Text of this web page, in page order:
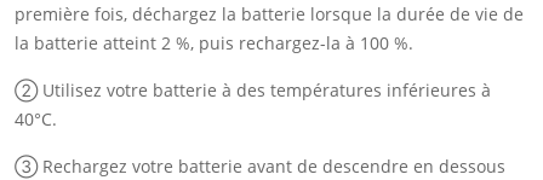
première fois, déchargez la batterie lorsque la durée de vie de
la batterie atteint 2 %, puis rechargez-la à 100 %.
② Utilisez votre batterie à des températures inférieures à
40°C.
③ Rechargez votre batterie avant de descendre en dessous